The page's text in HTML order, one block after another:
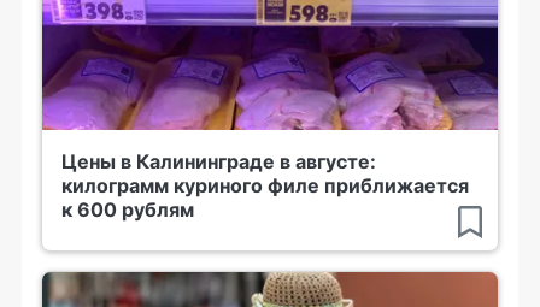
Цены в Калининграде в августе:
килограмм куриного филе приближается
к 600 рублям